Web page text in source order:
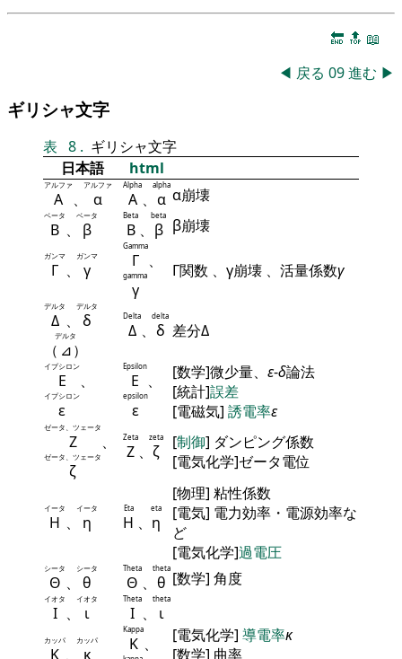
🔚 🔝 📖
◀ 戻る 09進む ▶
ギリシャ文字
表 8 . ギリシャ文字
日本語
html
Α
アルファ
、 α
アルファ
Α
Alpha
、 α
alpha
α崩壊
Β
ベータ
、 β
ベータ
Β
Beta
、 β
beta
β崩壊
Γ
ガンマ
、 γ
ガンマ Γ
Gamma
、
γ
gamma Γ関数 、γ崩壊 、活量係数γ
Δ
デルタ
、 δ
デルタ
（ ⊿
デルタ
）
Δ
Delta
、 δ
delta
差分Δ
Ε
イプシロン
、
ε
イプシロン
Ε
Epsilon
、
ε
epsilon
[数学]微少量、 ε-δ論法
[統計]誤差
[電磁気] 誘電率ε
Ζ
ゼータ、ツェータ
、
ζ
ゼータ、ツェータ Ζ
Zeta
、 ζ
zeta [制御] ダンピング係数
[電気化学]ゼータ電位
Η
イータ
、 η
イータ
Η
Eta
、 η
eta
[物理] 粘性係数
[電気] 電力効率・電源効率な
ど
[電気化学]過電圧
Θ
シータ
、 θ
シータ
Θ
Theta
、 θ
theta
[数学] 角度
Ι
イオタ
、 ι
イオタ
Ι
Theta
、 ι
theta
Κ
カッパ
、 κ
カッパ Κ
Kappa
、
[電気化学] 導電率κ
[数学] 曲率